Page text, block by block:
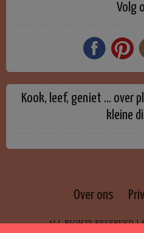
Volg
Kook, leef, geniet … over
kleine
Over ons
ALL RIGHTS RESERVED